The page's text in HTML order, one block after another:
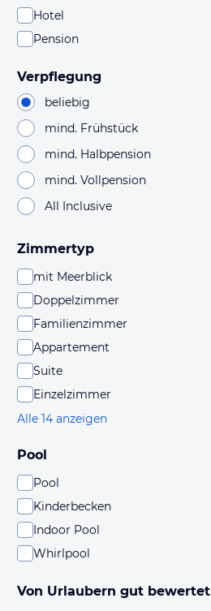
Hotel
Pension
Verpflegung
beliebig
mind. Frühstück
mind. Halbpension
mind. Vollpension
All Inclusive
Zimmertyp
mit Meerblick
Doppelzimmer
Familienzimmer
Appartement
Suite
Einzelzimmer
Alle 14 anzeigen
Pool
Pool
Kinderbecken
Indoor Pool
Whirlpool
Von Urlaubern gut bewertet